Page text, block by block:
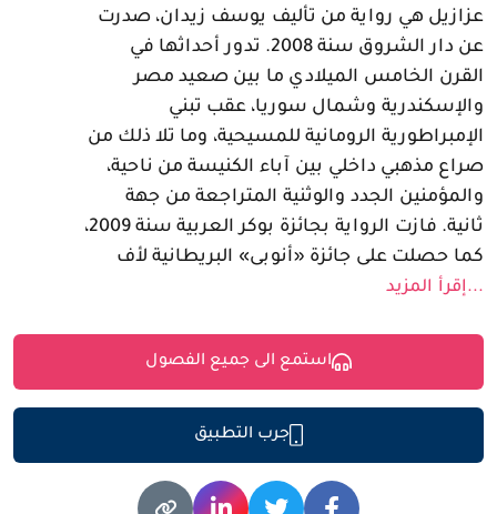
عزازيل هي رواية من تأليف يوسف زيدان، صدرت
عن دار الشروق سنة 2008. تدور أحداثها في
القرن الخامس الميلادي ما بين صعيد مصر
والإسكندرية وشمال سوريا، عقب تبني
الإمبراطورية الرومانية للمسيحية، وما تلا ذلك من
صراع مذهبي داخلي بين آباء الكنيسة من ناحية،
والمؤمنين الجدد والوثنية المتراجعة من جهة
ثانية. فازت الرواية بجائزة بوكر العربية سنة 2009،
كما حصلت على جائزة «أنوبى» البريطانية لأف
...إقرأ المزيد
استمع الى جميع الفصول
جرب التطبيق